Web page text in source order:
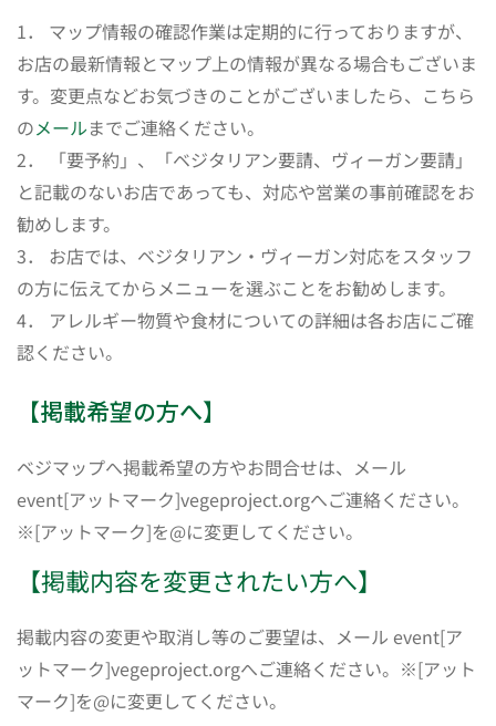
1． マップ情報の確認作業は定期的に行っておりますが、
お店の最新情報とマップ上の情報が異なる場合もございま
す。変更点などお気づきのことがございましたら、こちら
のメールまでご連絡ください。
2． 「要予約」、「ベジタリアン要請、ヴィーガン要請」
と記載のないお店であっても、対応や営業の事前確認をお
勧めします。
3． お店では、ベジタリアン・ヴィーガン対応をスタッフ
の方に伝えてからメニューを選ぶことをお勧めします。
4． アレルギー物質や食材についての詳細は各お店にご確
認ください。
【掲載希望の方へ】
ベジマップへ掲載希望の方やお問合せは、メール
event[アットマーク]vegeproject.orgへご連絡ください。
※[アットマーク]を@に変更してください。
【掲載内容を変更されたい方へ】
掲載内容の変更や取消し等のご要望は、メール event[ア
ットマーク]vegeproject.orgへご連絡ください。※[アット
マーク]を@に変更してください。